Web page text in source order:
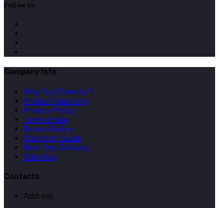
Follow Us
Company Info
Why Buy From Us?
Product Warranty
Privacy Policy
Term of Use
Return Policy
Shopping Guide
Next Day Delivery
Site Map
Contacts
Address